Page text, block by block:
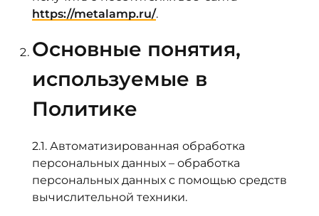
https://metalamp.ru/.
Основные понятия,
используемые в
Политике
2.1. Автоматизированная обработка
персональных данных – обработка
персональных данных с помощью средств
вычислительной техники.